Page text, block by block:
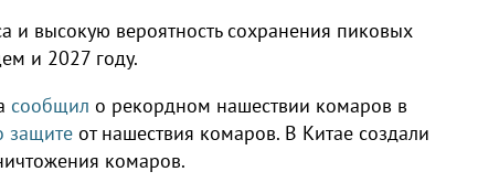
и высокую вероятность сохранения пиковых
и 2027 году.
сообщил о рекордном нашествии комаров в
защите от нашествия комаров. В Китае создали
комаров.